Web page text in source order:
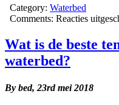
Category: Waterbed
Comments: Reacties
Wat is de beste
waterbed?
By bed, 23rd mei 2018